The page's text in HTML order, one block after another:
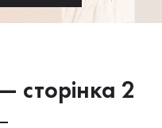
сторінка 2